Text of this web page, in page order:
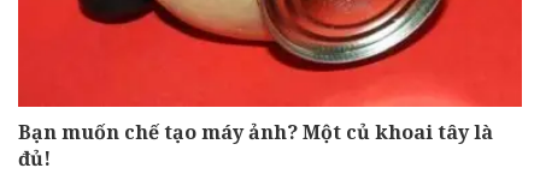
Bạn muốn chế tạo máy ảnh? Một củ khoai tây là
đủ!